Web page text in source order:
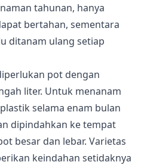
tahunan, hanya
bertahan, sementara
ditanam ulang setiap
pot dengan
liter. Untuk menanam
selama enam bulan
dipindahkan ke tempat
besar dan lebar. Varietas
keindahan setidaknya